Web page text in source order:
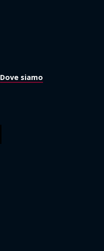
Dove siamo